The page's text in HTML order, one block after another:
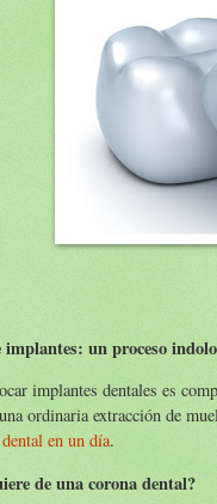
implantes: un proceso
implantes dentales es
ordinaria extracción de
en un día.
de una corona dental?